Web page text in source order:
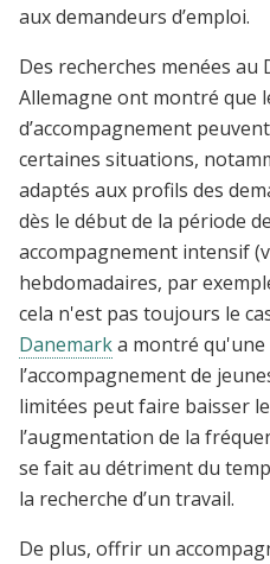
aux demandeurs d’emploi.
Des recherches menées au
Allemagne ont montré que
d’accompagnement
certaines situations,
adaptés aux profils des
dès le début de la période
accompagnement intensif
hebdomadaires, par
cela n'est pas toujours le
Danemarka montré
l’accompagnement de
limitées peut faire baisser
l’augmentation de la
se fait au détriment du
la recherche d’un travail.
De plus, offrir un